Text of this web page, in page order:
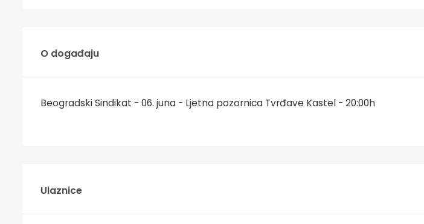
O događaju
Beogradski Sindikat - 06. juna - Ljetna pozornica Tvrđave Kastel - 20:00h
Ulaznice